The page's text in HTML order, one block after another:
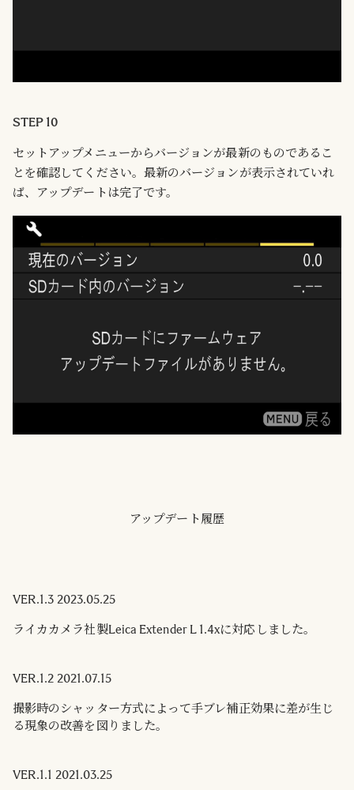
STEP 10
セットアップメニューからバージョンが最新のものであるこ
とを確認してください。最新のバージョンが表示されていれ
ば、アップデートは完了です。
アップデート履歴
VER.1.3 2023.05.25
ライカカメラ社製Leica Extender L 1.4xに対応しました。
VER.1.2 2021.07.15
撮影時のシャッター方式によって手ブレ補正効果に差が生じ
る現象の改善を図りました。
VER.1.1 2021.03.25